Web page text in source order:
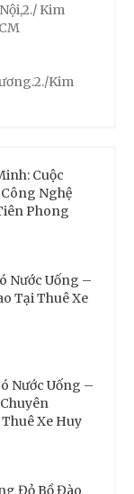
Kim
Kim
Cuộc
Nghệ
Phong
Nước Uống –
Tại Thuê Xe
Nước Uống –
Xe Huy
Đỏ Bồ Đào